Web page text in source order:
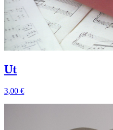
Ut
3,00 €